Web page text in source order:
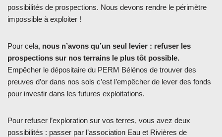
possibilités de prospections. Nous devons rendre le périmètre
impossible à exploiter !
Pour cela, nous n’avons qu’un seul levier : refuser les
prospections sur nos terrains le plus tôt possible.
Empêcher le dépositaire du PERM Bélénos de trouver des
preuves d’or dans nos sols c’est l’empêcher de lever des fonds
pour investir dans les futures exploitations.
Pour refuser l’exploration sur vos terres, vous avez deux
possibilités : passer par l’association Eau et Rivières de